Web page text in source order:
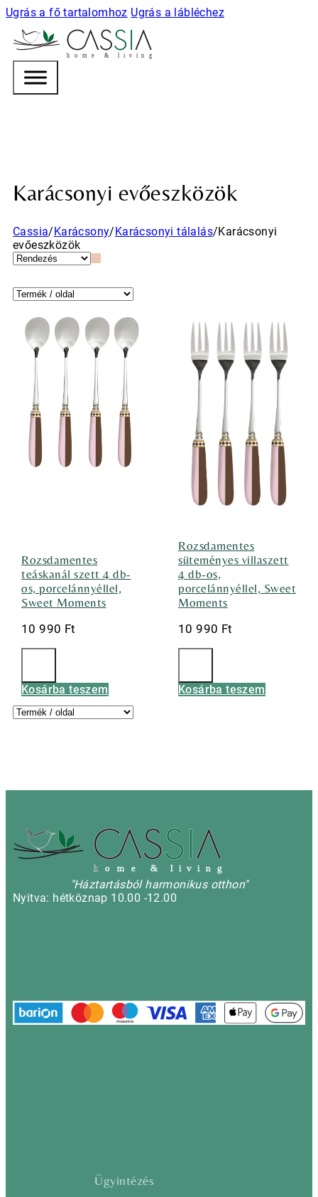
Ugrás a fő tartalomhoz Ugrás a lábléchez
h o m e & l i v i n g
Karácsonyi evőeszközök
Cassia/Karácsony/Karácsonyi tálalás/Karácsonyi
evőeszközök
Rozsdamentes
teáskanál szett 4 db-
os, porcelánnyéllel,
Sweet Moments
10 990 Ft
Kosárba teszem
Rozsdamentes
süteményes villaszett
4 db-os,
porcelánnyéllel, Sweet
Moments
10 990 Ft
Kosárba teszem
h o m e & l i v i n g
"Háztartásból harmonikus otthon"
Nyitva: hétköznap 10.00 -12.00
Ügyintézés